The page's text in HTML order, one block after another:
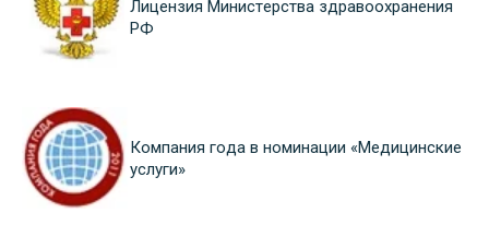
Лицензия Министерства здравоохранения
РФ
Компания года в номинации «Медицинские
услуги»